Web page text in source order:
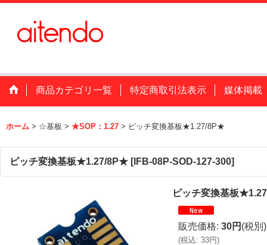
商品カテゴリ一覧 特定商取引法表示 媒体掲載
ホーム > ☆基板 > ★SOP：1.27 > ピッチ変換基板★1.27/8P★
ピッチ変換基板★1.27/8P★ [IFB-08P-SOD-127-300]
ピッチ変換基板
販売価格: 30円 (税別)
(税込: 33円)